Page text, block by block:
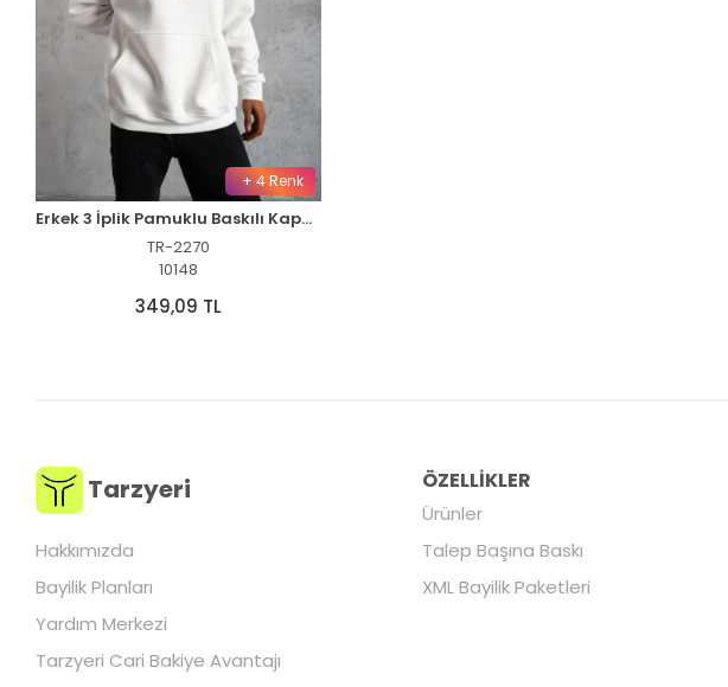
+ 4 Renk
Erkek 3 İplik Pamuklu Baskılı Kapüşonlu Cepli Sweatshirt Hoodie - Beyaz
TR-2270
10148
349,09 TL
Tarzyeri
Hakkımızda
Bayilik Planları
Yardım Merkezi
Tarzyeri Cari Bakiye Avantajı
ÖZELLİKLER
Ürünler
Talep Başına Baskı
XML Bayilik Paketleri